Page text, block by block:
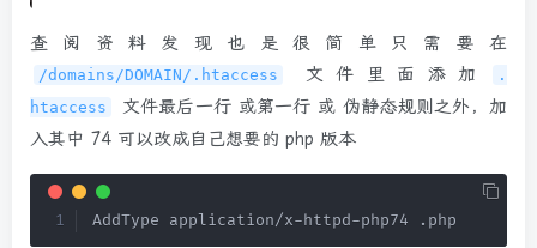
查阅资料发现也是很简单只需要在
/domains/DOMAIN/.htaccess 文件里面添加
.
htaccess
文件最后一行 或第一行 或 伪静态规则之外，加
入其中 74 可以改成自己想要的 php 版本
AddType application/x-httpd-php74 . php